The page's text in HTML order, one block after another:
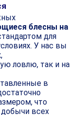
блесны на
для
У нас вы
ловлю, так и на
в
что
добычи всех